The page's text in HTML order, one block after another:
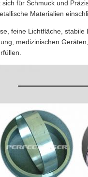
für Schmuck und
Materialien
feine Lichtfläche,
medizinischen